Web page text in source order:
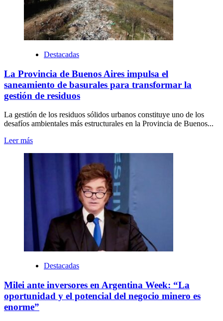
Destacadas
La Provincia de Buenos Aires impulsa el
saneamiento de basurales para transformar la
gestión de residuos
La gestión de los residuos sólidos urbanos constituye uno de los
desafíos ambientales más estructurales en la Provincia de Buenos...
Leer más
Destacadas
Milei ante inversores en Argentina Week: “La
oportunidad y el potencial del negocio minero es
enorme”